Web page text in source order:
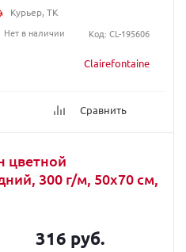
Clairefontaine
Сравнить
Курьер, ТК
Нет в наличии
Код: CL-195606
цветной
300 г/м, 50х70 см,
316 руб.